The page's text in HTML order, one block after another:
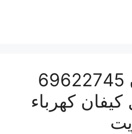
كراج كيفان 69622745
كهرباء